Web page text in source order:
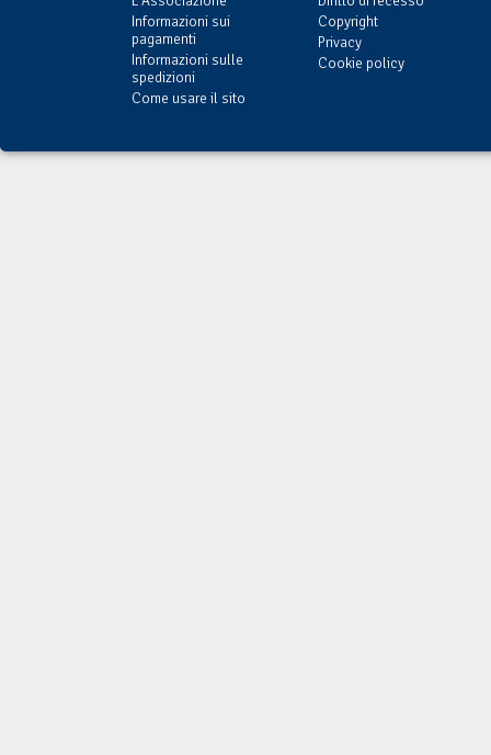
Informazioni sui
pagamenti
Informazioni sulle
spedizioni
Come usare il sito
Copyright
Privacy
Cookie policy